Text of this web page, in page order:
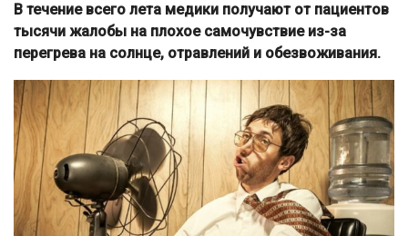
В течение всего лета медики получают от пациентов
тысячи жалобы на плохое самочувствие из-за
перегрева на солнце, отравлений и обезвоживания.